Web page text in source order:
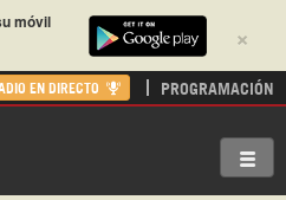
×
móvil
EN DIRECTO PROGRAMACIÓN